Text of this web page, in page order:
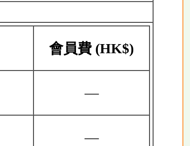
會員費 (HK$)
—
—